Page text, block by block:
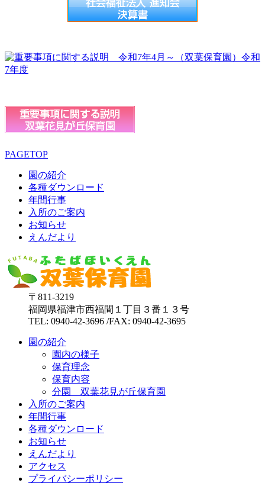
PAGETOP
園の紹介
各種ダウンロード
年間行事
入所のご案内
お知らせ
えんだより
〒811-3219
福岡県福津市西福間１丁目３番１３号
TEL: 0940-42-3696 /FAX: 0940-42-3695
園の紹介
園内の様子
保育理念
保育内容
分園 双葉花見が丘保育園
入所のご案内
年間行事
各種ダウンロード
お知らせ
えんだより
アクセス
プライバシーポリシー